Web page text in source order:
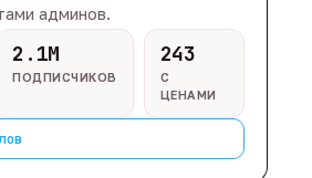
админов.
2.1M
ПОДПИСЧИКОВ
243
С
ЦЕНАМИ